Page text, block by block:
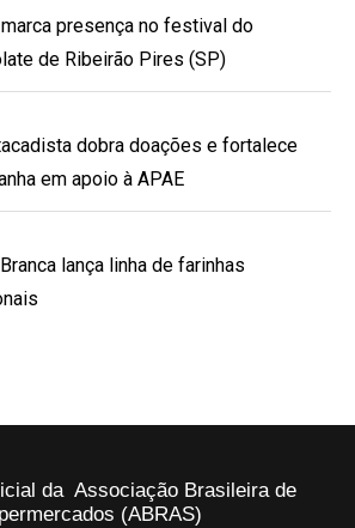
presença no festival do
de Ribeirão Pires (SP)
dobra doações e fortalece
em apoio à APAE
lança linha de farinhas
da Associação Brasileira de
(ABRAS)